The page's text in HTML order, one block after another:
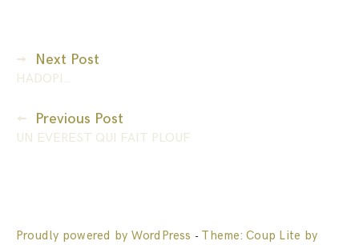
Next Post
HADOPI…
Previous Post
UN EVEREST QUI FAIT PLOUF
Proudly powered by WordPress - Theme: Coup Lite by